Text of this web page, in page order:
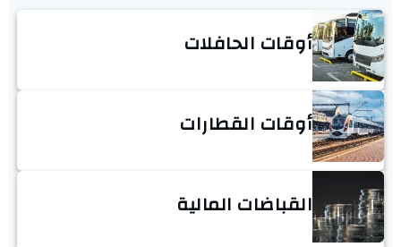
أوقات الحافلات
أوقات القطارات
القباضات المالية